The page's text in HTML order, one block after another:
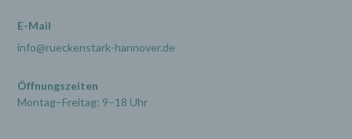
E-Mail
info@rueckenstark-hannover.de
Öffnungszeiten
Montag–Freitag: 9–18 Uhr
31848 Bad Münder
Deutschland
E-Mail: info@rueckenstark-hannover.de
Cookies / SessionStorage / LocalStorage